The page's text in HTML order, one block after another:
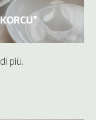
più.